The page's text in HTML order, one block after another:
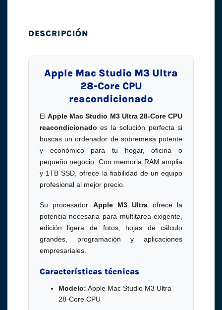
DESCRIPCIÓN
Apple Mac Studio M3 Ultra
28-Core CPU
reacondicionado
El Apple Mac Studio M3 Ultra 28-Core CPU
reacondicionado es la solución perfecta si
buscas un ordenador de sobremesa potente
y económico para tu hogar, oficina o
pequeño negocio. Con memoria RAM amplia
y 1TB SSD, ofrece la fiabilidad de un equipo
profesional al mejor precio.
Su procesador Apple M3 Ultra ofrece la
potencia necesaria para multitarea exigente,
edición ligera de fotos, hojas de cálculo
grandes, programación y aplicaciones
empresariales.
Características técnicas
Modelo: Apple Mac Studio M3 Ultra
28-Core CPU